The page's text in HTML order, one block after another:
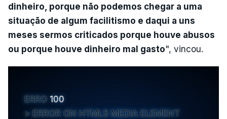
dinheiro, porque não podemos chegar a uma
situação de algum facilitismo e daqui a uns
meses sermos criticados porque houve abusos
ou porque houve dinheiro mal gasto", vincou.
ERRO 100
ERROR ON HTML5 MEDIA ELEMENT